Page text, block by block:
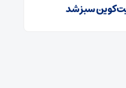
بیت‌کوین سبز شد